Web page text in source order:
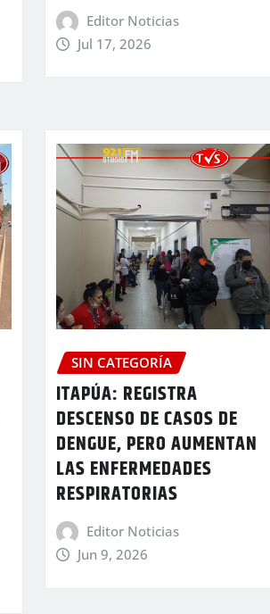
Editor Noticias
Jul 17, 2026
SIN CATEGORÍA
ITAPÚA: REGISTRA
DESCENSO DE CASOS DE
DENGUE, PERO AUMENTAN
LAS ENFERMEDADES
RESPIRATORIAS
Editor Noticias
Jun 9, 2026